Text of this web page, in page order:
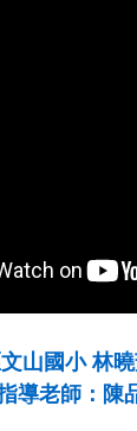
山國小 林
導老師：陳